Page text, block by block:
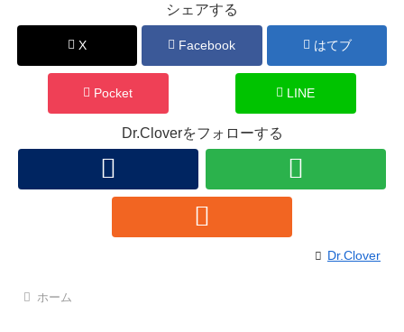
シェアする
X Facebook はてブ
Pocket LINE
Dr.Cloverをフォローする
Dr.Clover
ホーム